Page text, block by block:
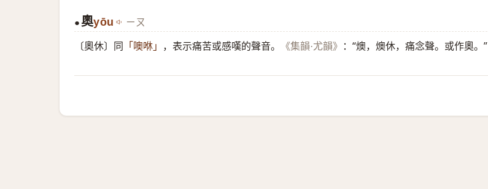
● 奧yōu ㄧㄡ
〔奧休〕同 「噢咻」 ，表示痛苦或感嘆的聲音。 《集韻·尤韻》 ：“燠，燠休，痛念聲。或作奧。”